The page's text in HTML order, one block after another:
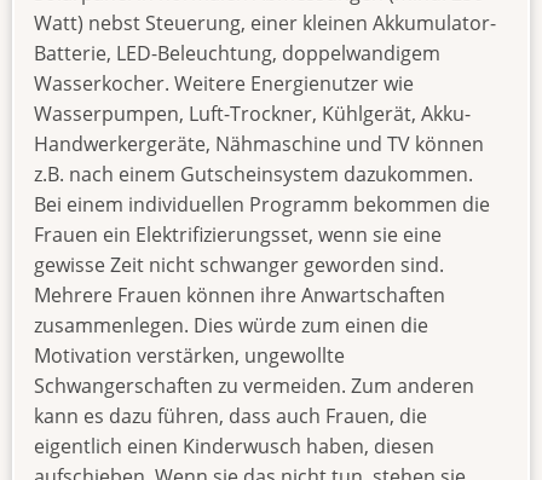
Watt) nebst Steuerung, einer kleinen Akkumulator-
Batterie, LED-Beleuchtung, doppelwandigem
Wasserkocher. Weitere Energienutzer wie
Wasserpumpen, Luft-Trockner, Kühlgerät, Akku-
Handwerkergeräte, Nähmaschine und TV können
z.B. nach einem Gutscheinsystem dazukommen.
Bei einem individuellen Programm bekommen die
Frauen ein Elektrifizierungsset, wenn sie eine
gewisse Zeit nicht schwanger geworden sind.
Mehrere Frauen können ihre Anwartschaften
zusammenlegen. Dies würde zum einen die
Motivation verstärken, ungewollte
Schwangerschaften zu vermeiden. Zum anderen
kann es dazu führen, dass auch Frauen, die
eigentlich einen Kinderwusch haben, diesen